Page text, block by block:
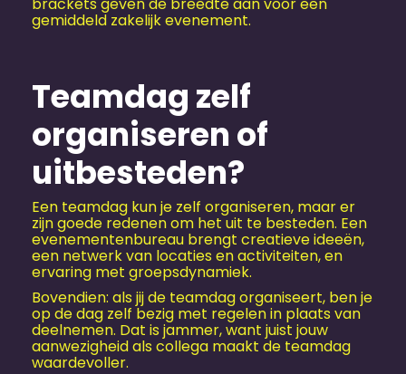
gemiddeld zakelijk evenement.
Teamdag zelf
organiseren of
uitbesteden?
Een teamdag kun je zelf organiseren, maar er
zijn goede redenen om het uit te besteden. Een
evenementen­bureau brengt creatieve ideeën,
een netwerk van locaties en activiteiten, en
ervaring met groepsdynamiek.
Bovendien: als jij de teamdag organiseert, ben je
op de dag zelf bezig met regelen in plaats van
deelnemen. Dat is jammer, want juist jouw
aanwezigheid als collega maakt de teamdag
waardevoller.